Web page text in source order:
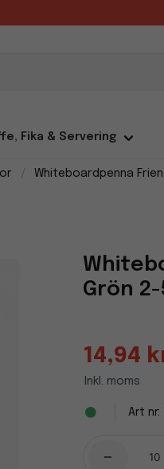
Fika & Servering
Whiteboardpenna
Grön
14,94
Inkl. moms
-